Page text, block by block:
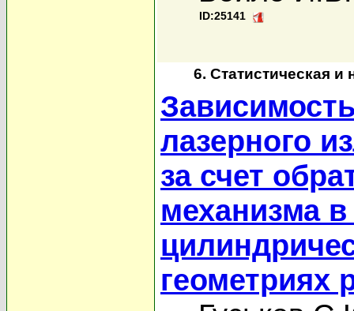
ID:25141
6. Статистическая
лазерного
за счет
механизма
геометриях